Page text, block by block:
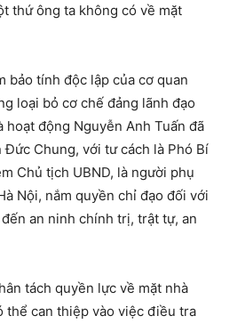
thứ ông ta không có về mặt
bảo tính độc lập của cơ quan
loại bỏ cơ chế đảng lãnh đạo
hoạt động Nguyễn Anh Tuấn đã
Đức Chung, với tư cách là Phó Bí
Chủ tịch UBND, là người phụ
Nội, nắm quyền chỉ đạo đối với
an ninh chính trị, trật tự, an
tách quyền lực về mặt nhà
thể can thiệp vào việc điều tra